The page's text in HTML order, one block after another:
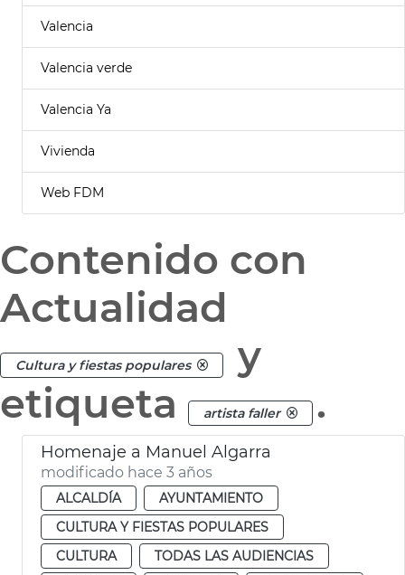
Valencia
Valencia verde
Valencia Ya
Vivienda
Web FDM
Contenido con
Actualidad
Cultura y fiestas populares
y
etiqueta
artista faller .
Homenaje a Manuel Algarra
modificado hace 3 años
ALCALDÍA
AYUNTAMIENTO
CULTURA Y FIESTAS POPULARES
CULTURA
TODAS LAS AUDIENCIAS